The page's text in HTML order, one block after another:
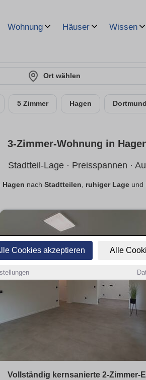
Cookies akzeptieren Alle
Wohnung Häuser Wissen
Ort wählen
5 Zimmer Hagen Dortmund
3-Zimmer-Wohnung in
Stadtteil-Lage · Preisspannen ·
Hagen nach Stadtteilen, ruhiger Lage und
Vollständig kernsanierte 2-Zimmer-